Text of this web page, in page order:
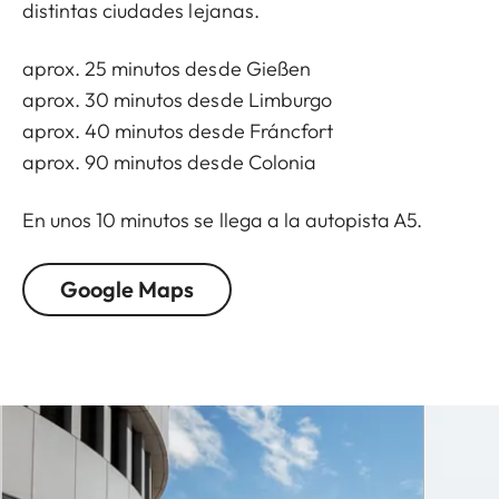
distintas ciudades lejanas.
aprox. 25 minutos desde Gießen
aprox. 30 minutos desde Limburgo
aprox. 40 minutos desde Fráncfort
aprox. 90 minutos desde Colonia
En unos 10 minutos se llega a la autopista A5.
Google Maps